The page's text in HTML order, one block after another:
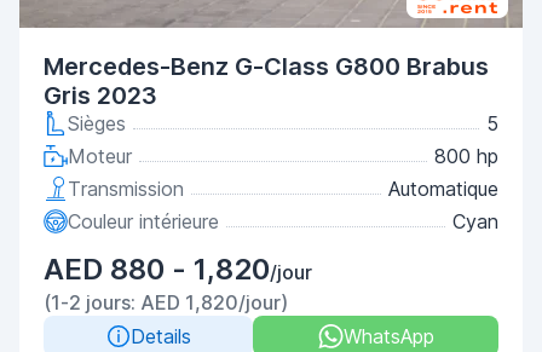
Mercedes-Benz G-Class G800 Brabus
Gris 2023
Sièges
5
Moteur
800 hp
Transmission
Automatique
Couleur intérieure
Cyan
AED 880 - 1,820/jour
(1-2 jours: AED 1,820/jour)
Details
WhatsApp